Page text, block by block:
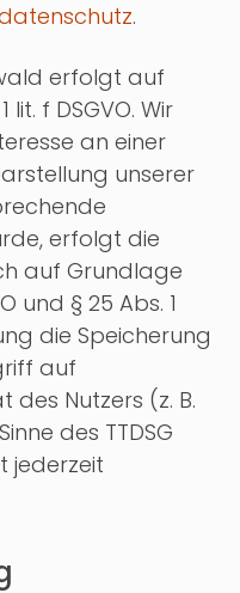
.
erfolgt auf
f DSGVO. Wir
an einer
unserer
erfolgt die
auf Grundlage
und § 25 Abs. 1
die Speicherung
auf
Nutzers (z. B.
des TTDSG
jederzeit